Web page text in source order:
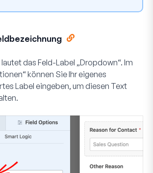
das Feld-Label „Dropdown“. Im
können Sie Ihr eigenes
Label eingeben, um diesen Text